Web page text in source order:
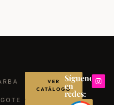
VER
CATÁLOGO
Síguenos
en
redes: